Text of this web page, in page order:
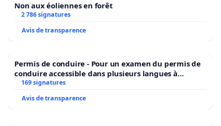
Non aux éoliennes en forêt
2 786 signatures
Avis de transparence
Permis de conduire - Pour un examen du permis de
conduire accessible dans plusieurs langues à
Bruxelles
169 signatures
Avis de transparence